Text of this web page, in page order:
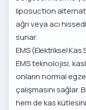
liposuction
ağrı veya acı
sunar.
EMS (Elektriksel Kas
EMS teknolojisi,
onların normal
çalışmasını sağlar.
hem de kas